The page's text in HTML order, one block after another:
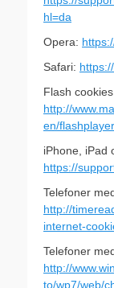
hl=da
Opera:
Safari:
Flash
http://
en/
iPhone, iPad
https://
Telefoner
http://
internet-
Telefoner
http://
to/wp7/web/